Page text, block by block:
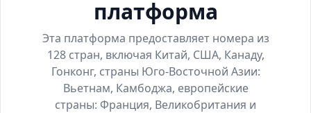
платформа
Эта платформа предоставляет номера из
128 стран, включая Китай, США, Канаду,
Гонконг, страны Юго-Восточной Азии:
Вьетнам, Камбоджа, европейские
страны: Франция, Великобритания и